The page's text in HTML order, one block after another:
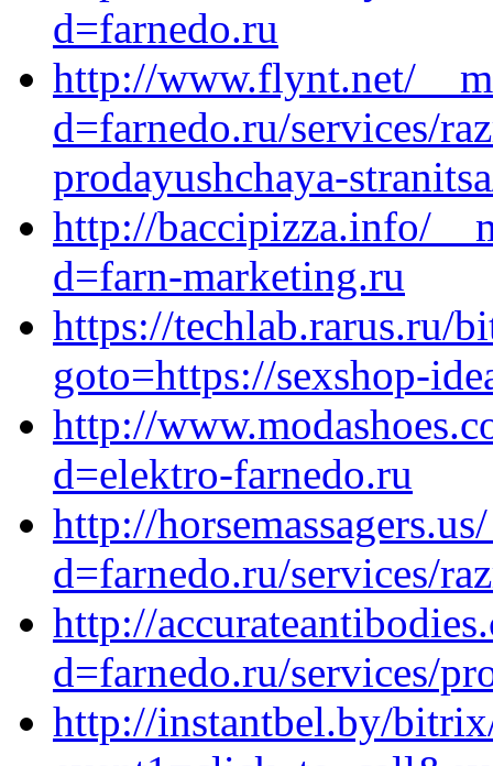
d=farnedo.ru
http://www.flynt.net/
d=farnedo.ru/services/
prodayushchaya-
http://baccipizza.info/
d=farn-marketing.ru
https://techlab.rarus.ru/
goto=https://sexshop-
http://
d=elektro-farnedo.ru
http://
d=farnedo.ru/services/
http://
d=farnedo.ru/services/
http://instantbel.by/